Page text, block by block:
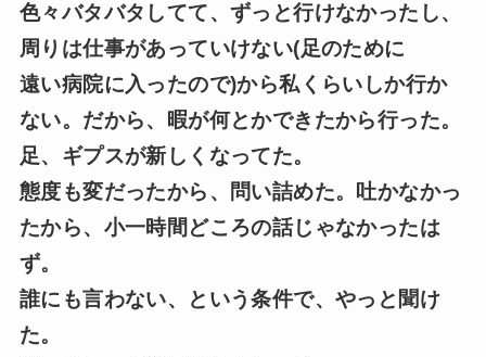
色々バタバタしてて、ずっと行けなかったし、
周りは仕事があっていけない(足のために
遠い病院に入ったので)から私くらいしか行か
ない。だから、暇が何とかできたから行った。
足、ギプスが新しくなってた。
態度も変だったから、問い詰めた。吐かなかっ
たから、小一時間どころの話じゃなかったは
ず。
誰にも言わない、という条件で、やっと聞け
た。